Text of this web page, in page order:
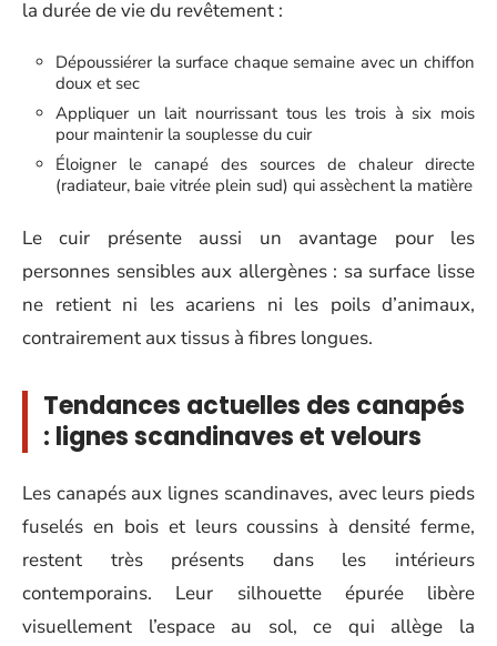
la durée de vie du revêtement :
Dépoussiérer la surface chaque semaine avec un chiffon
doux et sec
Appliquer un lait nourrissant tous les trois à six mois
pour maintenir la souplesse du cuir
Éloigner le canapé des sources de chaleur directe
(radiateur, baie vitrée plein sud) qui assèchent la matière
Le cuir présente aussi un avantage pour les
personnes sensibles aux allergènes : sa surface lisse
ne retient ni les acariens ni les poils d’animaux,
contrairement aux tissus à fibres longues.
Tendances actuelles des canapés
: lignes scandinaves et velours
Les canapés aux lignes scandinaves, avec leurs pieds
fuselés en bois et leurs coussins à densité ferme,
restent très présents dans les intérieurs
contemporains. Leur silhouette épurée libère
visuellement l’espace au sol, ce qui allège la